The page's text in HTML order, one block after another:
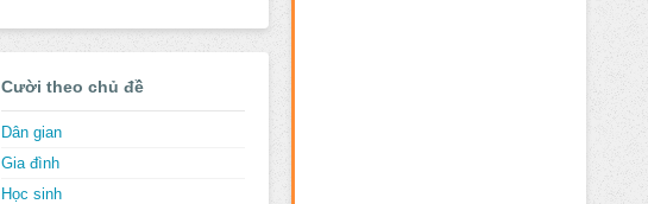
Cười theo chủ đề
Dân gian
Gia đình
Học sinh